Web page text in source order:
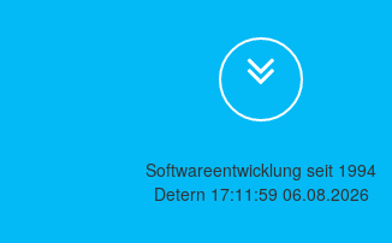
Softwareentwicklung seit 1994
Detern 17:11:59 06.08.2026